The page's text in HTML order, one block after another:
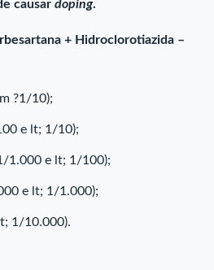
causardoping.
+ Hidroclorotiazida –
?1/10);
e lt; 1/10);
1.000 e lt; 1/100);
e lt; 1/1.000);
1/10.000).